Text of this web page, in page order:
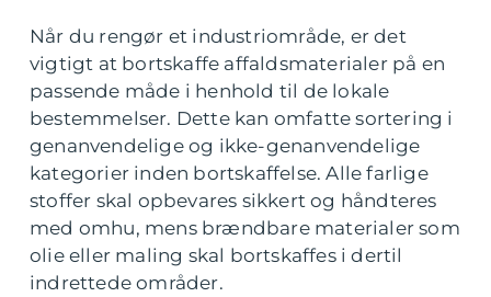
Når du rengør et industriområde, er det
vigtigt at bortskaffe affaldsmaterialer på en
passende måde i henhold til de lokale
bestemmelser. Dette kan omfatte sortering i
genanvendelige og ikke-genanvendelige
kategorier inden bortskaffelse. Alle farlige
stoffer skal opbevares sikkert og håndteres
med omhu, mens brændbare materialer som
olie eller maling skal bortskaffes i dertil
indrettede områder.